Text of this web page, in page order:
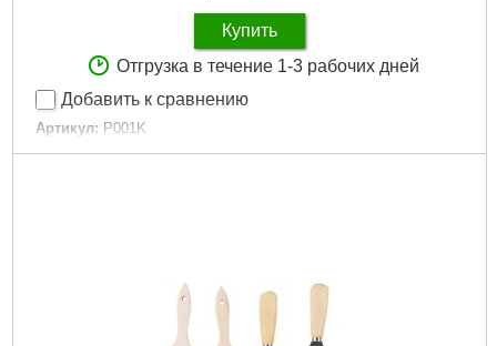
Купить
Отгрузка в течение 1-3 рабочих дней
Добавить к сравнению
Артикул: P001K
Код товара: 25.70.56